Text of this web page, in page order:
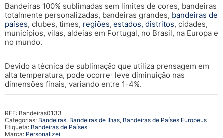
Bandeiras 100% sublimadas sem limites de cores, bandeiras
totalmente personalizadas, bandeiras grandes, bandeiras de
países, clubes, times, regiões, estados, distritos, cidades,
municípios, vilas, aldeias em Portugal, no Brasil, na Europa e
no mundo.
Devido a técnica de sublimação que utiliza prensagem em
alta temperatura, pode ocorrer leve diminuição nas
dimensões finais, variando entre 1-4%.
REF: Bandeiras0133
Categorias: Bandeiras, Bandeiras de Ilhas, Bandeiras de Países Europeus
Etiqueta: Bandeiras de Países
Marca: Personalizei